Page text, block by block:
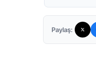
Paylaş: